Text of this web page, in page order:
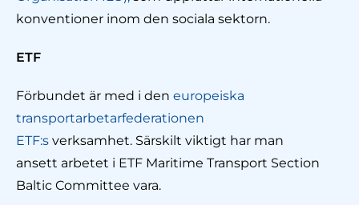
konventioner inom den sociala sektorn.
ETF
Förbundet är med i den europeiska
transportarbetarfederationen
ETF:s verksamhet. Särskilt viktigt har man
ansett arbetet i ETF Maritime Transport Section
Baltic Committee vara.